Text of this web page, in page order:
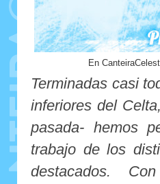
En
Terminadas casi
inferiores del
pasada- hemos
trabajo de los
destacados.